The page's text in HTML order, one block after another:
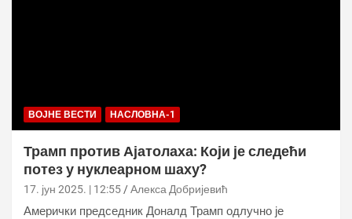
ВОЈНЕ ВЕСТИ НАСЛОВНА-1
Трамп против Ајатолаха: Који је следећи
потез у нуклеарном шаху?
17. јун 2025. | 12:55 Алекса Добријевић
Амерички председник Доналд Трамп одлучно је